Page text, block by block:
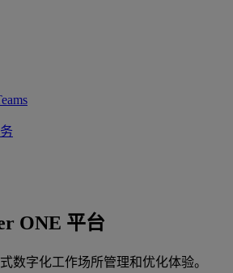
ONE 平台
数字化工作场所管理和优化体验。